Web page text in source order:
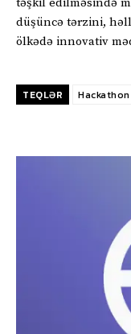
düşüncə tərzini,
ölkədə innovativ
TEQLƏR Hackathon